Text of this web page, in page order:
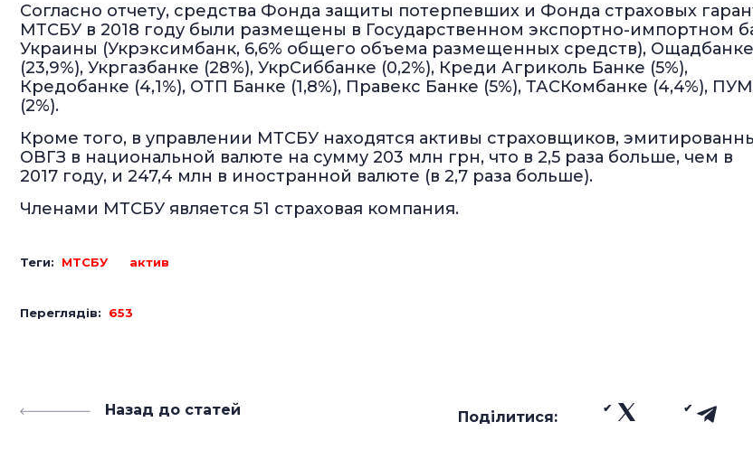
Согласно отчету, средства Фонда защиты потерпевших и Фонда страховых
МТСБУ в 2018 году были размещены в Государственном экспортно-импортном
Украины (Укрэксимбанк, 6,6% общего объема размещенных средств), Ощадбанке
(23,9%), Укргазбанке (28%), УкрСиббанке (0,2%), Креди Агриколь Банке (5%),
Кредобанке (4,1%), ОТП Банке (1,8%), Правекс Банке (5%), ТАСКомбанке (4,4%),
(2%).
Кроме того, в управлении МТСБУ находятся активы страховщиков,
ОВГЗ в национальной валюте на сумму 203 млн грн, что в 2,5 раза больше, чем в
2017 году, и 247,4 млн в иностранной валюте (в 2,7 раза больше).
Членами МТСБУ является 51 страховая компания.
Теги: МТСБУ актив
Переглядів: 653
Назад до статей Поділитися: